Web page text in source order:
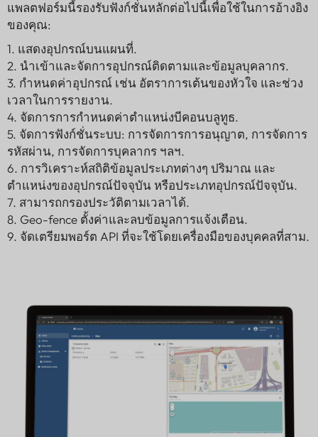
แพลตฟอร์มนี้รองรับฟังก์ชั่นหลักต่อไปนี้เพื่อใช้ในการอ้างอิง
ของคุณ:
1. แสดงอุปกรณ์บนแผนที่.
2. นำเข้าและจัดการอุปกรณ์ติดตามและข้อมูลบุคลากร.
3. กำหนดค่าอุปกรณ์ เช่น อัตราการเต้นของหัวใจ และช่วง
เวลาในการรายงาน.
4. จัดการการกำหนดค่าตำแหน่งบีคอนบลูทูธ.
5. จัดการฟังก์ชั่นระบบ: การจัดการการอนุญาต, การจัดการ
รหัสผ่าน, การจัดการบุคลากร ฯลฯ.
6. การวิเคราะห์สถิติข้อมูลประเภทต่างๆ ปริมาณ และ
ตำแหน่งของอุปกรณ์ปัจจุบัน หรือประเภทอุปกรณ์ปัจจุบัน.
7. สามารถกรองประวัติตามเวลาได้.
8. Geo-fence ตั้งค่าและลบข้อมูลการแจ้งเตือน.
9. จัดเตรียมพอร์ต API ที่จะใช้โดยเครื่องมือของบุคคลที่สาม.